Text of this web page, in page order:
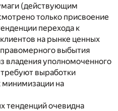
(действующим
только присвоение
перехода к
на рынке ценных
выбытия
владения уполномоченного
выработки
минимизации на
тенденций очевидна